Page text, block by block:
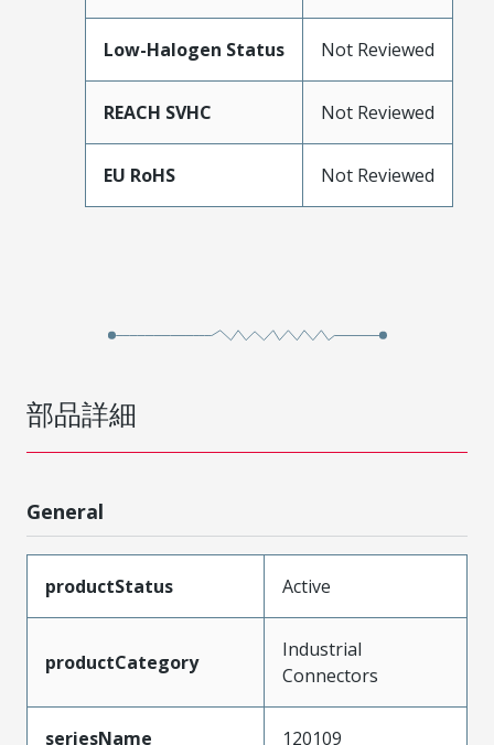
Low-Halogen Status Not Reviewed
REACH SVHC Not Reviewed
EU RoHS Not Reviewed
部品詳細
General
productStatus Active
productCategory
Industrial
Connectors
seriesName 120109